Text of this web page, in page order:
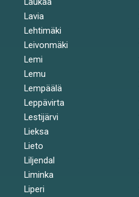
Lavia
Lehtimäki
Leivonmäki
Lemi
Lemu
Lempäälä
Leppävirta
Lestijärvi
Lieksa
Lieto
Liljendal
Liminka
Liperi